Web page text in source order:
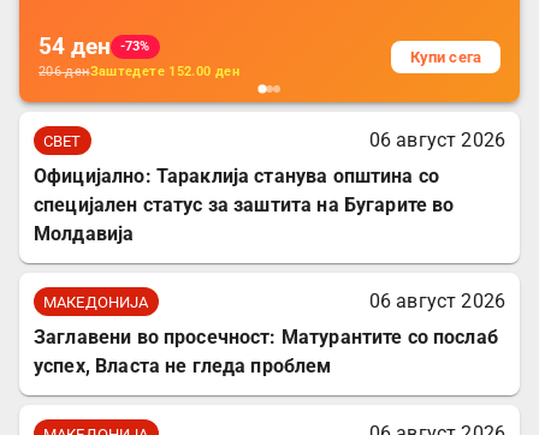
54 ден
-73%
206денЗаштедете 152.00 ден
Купи сега
СВЕТ
06 август 2026
Официјално: Тараклија станува општина со
специјален статус за заштита на Бугарите во
Молдавија
МАКЕДОНИЈА
06 август 2026
Заглавени во просечност: Матурантите со послаб
успех, Власта не гледа проблем